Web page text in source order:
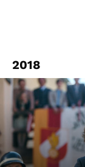
2018